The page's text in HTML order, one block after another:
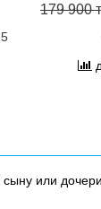
179 900
или